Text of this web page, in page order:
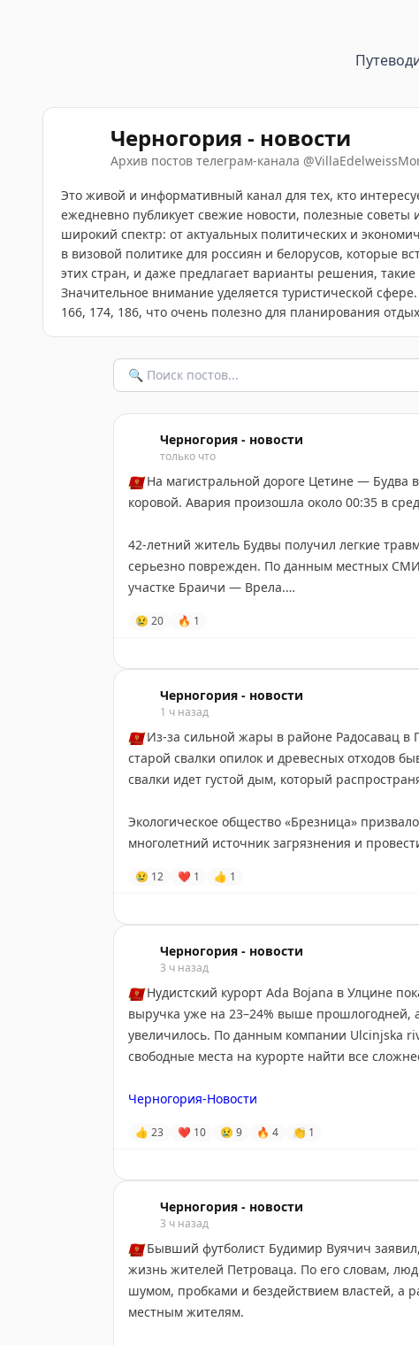
Черногория - новости
Архив постов телеграм-канала @
Это живой и информативный канал для тех, кто
ежедневно публикует свежие новости, полезные
широкий спектр: от актуальных политических и
в визовой политике для россиян и белорусов, которые
этих стран, и даже предлагает варианты решения,
Значительное внимание уделяется туристической
166, 174, 186, что очень полезно для планирования
Черногория - новости
только что
🇲🇪На магистральной дороге Цетине — Будва
коровой. Авария произошла около 00:35 в
42-летний житель Будвы получил легкие
серьезно поврежден. По данным местных
участке Браичи — Врела.
Черногория-Новости
😢 20 🔥 1
Черногория - новости
1 ч назад
🇲🇪Из-за сильной жары в районе Радосавац в
старой свалки опилок и древесных отходов
свалки идет густой дым, который
Экологическое общество «Брезница»
многолетний источник загрязнения и
😢 12 ❤ 1 👍 1
Черногория - новости
3 ч назад
🇲🇪Нудистский курорт Ada Bojana в Улцине
выручка уже на 23–24% выше прошлогодней,
увеличилось. По данным компании Ulcinjska
свободные места на курорте найти все
Черногория-Новости
👍 23 ❤ 10 😢 9 🔥 4 👏 1
Черногория - новости
3 ч назад
🇲🇪Бывший футболист Будимир Вуячич
жизнь жителей Петроваца. По его словам,
шумом, пробками и бездействием властей, а
местным жителям.